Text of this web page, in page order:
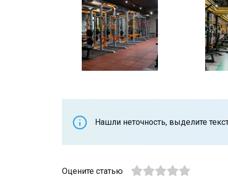
Нашли неточность, выделите
Оцените статью